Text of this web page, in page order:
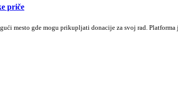
priče
mesto gde mogu prikupljati donacije za svoj rad.